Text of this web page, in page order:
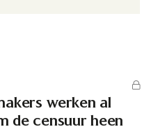
werken al
de censuur heen